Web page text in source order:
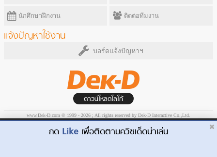
Dek-D.com ใช้คุกกี้เพื่อพัฒนาประสบการณ์ของ
นักศึกษาฝึกงาน ติดต่อทีมงาน
แจ้งปัญหาใช้งาน
บอร์ดแจ้งปัญหาฯ
ดาวน์โหลดโลโก้
www.Dek-D.com © 1999 - 2026 ; All rights reserved by Dek-D Interactive Co.,Ltd.
ระเบียบข้อบังคับในการใช้บริการ
กด Like เพื่อติดตามควิซเด็ดน่าเล่น